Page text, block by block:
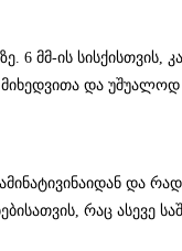
ის სისქისთვის,
და
ვინაიდან და
რაც ასევე